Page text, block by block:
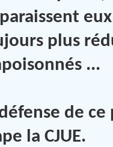
plus
...
de
la CJUE.